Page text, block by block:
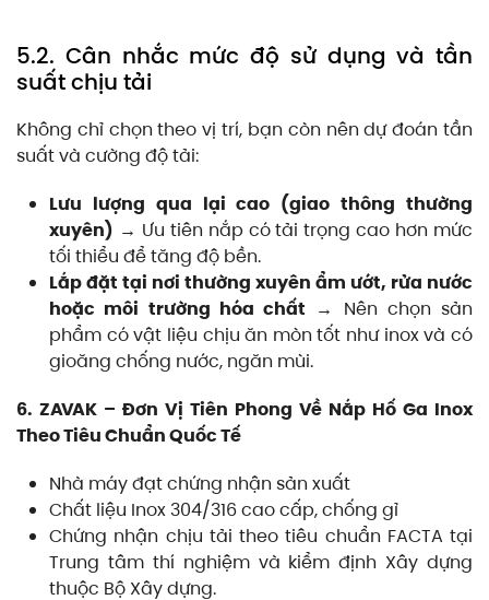
5.2. Cân nhắc mức độ sử dụng và tần
suất chịu tải
Không chỉ chọn theo vị trí, bạn còn nên dự đoán tần
suất và cường độ tải:
Lưu lượng qua lại cao (giao thông thường
xuyên) → Ưu tiên nắp có tải trọng cao hơn mức
tối thiểu để tăng độ bền.
Lắp đặt tại nơi thường xuyên ẩm ướt, rửa nước
hoặc môi trường hóa chất → Nên chọn sản
phẩm có vật liệu chịu ăn mòn tốt như inox và có
gioăng chống nước, ngăn mùi.
6. ZAVAK – Đơn Vị Tiên Phong Về Nắp Hố Ga Inox
Theo Tiêu Chuẩn Quốc Tế
Nhà máy đạt chứng nhận sản xuất
Chất liệu Inox 304/316 cao cấp, chống gỉ
Chứng nhận chịu tải theo tiêu chuẩn FACTA tại
Trung tâm thí nghiệm và kiểm định Xây dựng
thuộc Bộ Xây dựng.